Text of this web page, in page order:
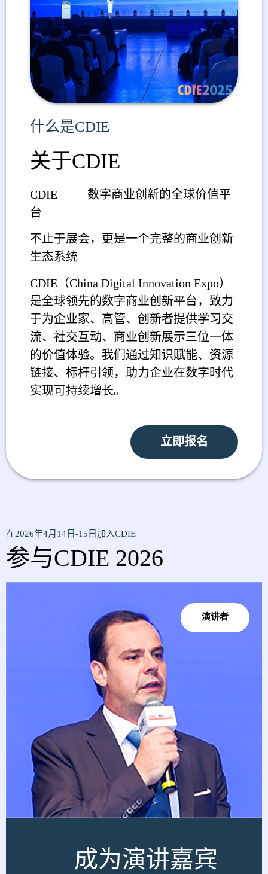
什么是CDIE
关于CDIE
CDIE —— 数字商业创新的全球价值平
台
不止于展会，更是一个完整的商业创新
生态系统
CDIE（China Digital Innovation Expo）
是全球领先的数字商业创新平台，致力
于为企业家、高管、创新者提供学习交
流、社交互动、商业创新展示三位一体
的价值体验。我们通过知识赋能、资源
链接、标杆引领，助力企业在数字时代
实现可持续增长。
立即报名
在2026年4月14日-15日加入CDIE
参与CDIE 2026
演讲者
成为演讲嘉宾